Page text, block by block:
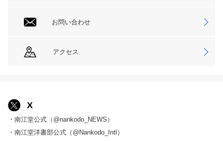
お問い合わせ
アクセス
X
・南江堂公式（@nankodo_NEWS）
・南江堂洋書部公式（@Nankodo_Intl）